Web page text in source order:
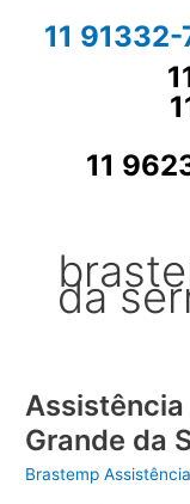
11
11
da
Assistência
Grande da
Brastemp